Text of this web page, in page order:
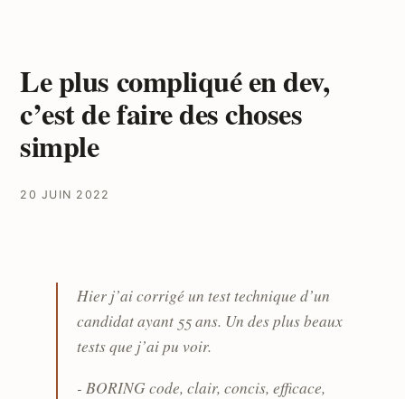
Le plus compliqué en dev,
c’est de faire des choses
simple
20 JUIN 2022
Hier j’ai corrigé un test technique d’un
candidat ayant 55 ans. Un des plus beaux
tests que j’ai pu voir.
- BORING code, clair, concis, efficace,